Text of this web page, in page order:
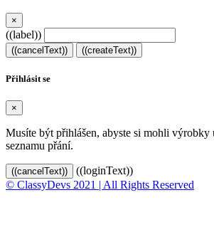
×
((label))
((cancelText)) ((createText))
Přihlásit se
×
Musíte být přihlášen, abyste si mohli výrobky
seznamu přání.
((cancelText))
((loginText))
© ClassyDevs 2021 | All Rights Reserved